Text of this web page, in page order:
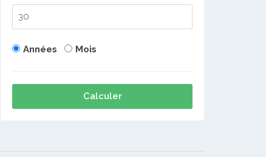
Années Mois
Calculer